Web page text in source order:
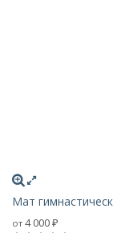
Мат
от 4 000 ₽